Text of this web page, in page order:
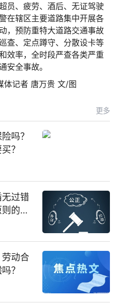
员、疲劳、酒后、无证驾驶
在辖区主要道路集中开展各
，预防重特大道路交通事故
查、定点蹲守、分散设卡等
效率，全时段严查各类严重
安全事故。
体记者 唐万贵 文/图
更多
吗？
？
过错
的分
动合
？